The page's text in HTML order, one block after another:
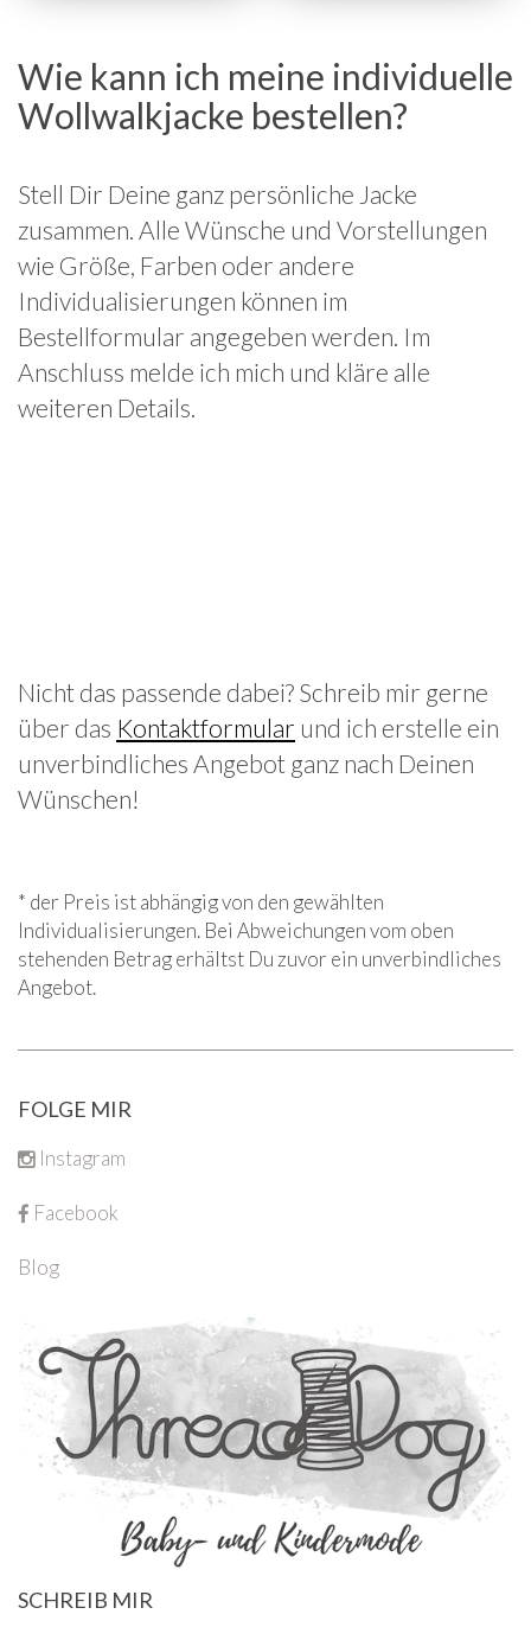
Wie kann ich meine individuelle
Wollwalkjacke bestellen?
Stell Dir Deine ganz persönliche Jacke
zusammen. Alle Wünsche und Vorstellungen
wie Größe, Farben oder andere
Individualisierungen können im
Bestellformular angegeben werden. Im
Anschluss melde ich mich und kläre alle
weiteren Details.
Nicht das passende dabei? Schreib mir gerne
über das Kontaktformular und ich erstelle ein
unverbindliches Angebot ganz nach Deinen
Wünschen!
* der Preis ist abhängig von den gewählten
Individualisierungen. Bei Abweichungen vom oben
stehenden Betrag erhältst Du zuvor ein unverbindliches
Angebot.
FOLGE MIR
Instagram
Facebook
Blog
SCHREIB MIR